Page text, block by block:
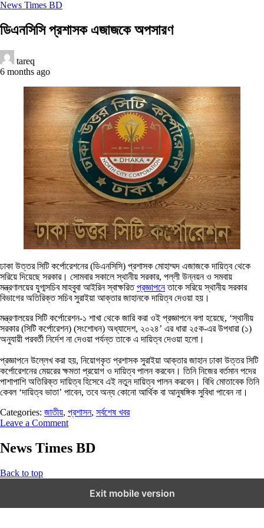
News Times BD
ডিএনসিসি প্রশাসক এজাজকে অপসারণ
tareq
6 months ago
ঢাকা উত্তর সিটি কর্পোরেশনের (ডিএনসিসি) প্রশাসক মোহাম্মদ এজাজকে দায়িত্ব থেকে
সরিয়ে দিয়েছে সরকার। সোমবার সকালে স্থানীয় সরকার, পল্লী উন্নয়ন ও সমবায়
মন্ত্রণালয়ের যুগ্মসচিব মাহবুবা আইরিন স্বাক্ষরিতপ্রজ্ঞাপনেতাকে সরিয়ে স্থানীয় সরকার
বিভাগের অতিরিক্ত সচিব সুরাইয়া আক্তার জাহানকে দায়িত্ব দেওয়া হয়।
​মন্ত্রণালয়ের সিটি কর্পোরেশন-১ শাখা থেকে জারি করা ওই প্রজ্ঞাপনে বলা হয়েছে, ‘স্থানীয়
সরকার (সিটি কর্পোরেশন) (সংশোধন) অধ্যাদেশ, ২০২৪’ এর ধারা ২৫ক-এর উপধারা (১)
অনুযায়ী পরবর্তী নির্দেশ না দেওয়া পর্যন্ত তাকে এ দায়িত্ব দেওয়া হলো।
প্রজ্ঞাপনে উল্লেখ করা হয়, নিয়োগকৃত প্রশাসক সুরাইয়া আক্তার জাহান ঢাকা উত্তর সিটি
কর্পোরেশনের মেয়রের ক্ষমতা প্রয়োগ ও দায়িত্ব পালন করবেন। তিনি নিজের বর্তমান পদের
পাশাপাশি অতিরিক্ত দায়িত্ব হিসেবে এই নতুন দায়িত্ব পালন করবেন। বিধি মোতাবেক তিনি
কেবল ‘দায়িত্ব ভাতা’ পাবেন, তবে অন্য কোনো আর্থিক বা আনুষঙ্গিক সুবিধা পাবেন না।
Categories: জাতীয়, প্রশাসন, সর্বশেষ খবর
Leave a Comment
News Times BD
Back to top
Exit mobile version